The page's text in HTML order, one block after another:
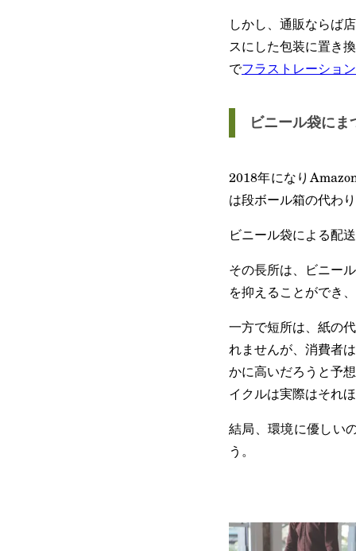
しかし、通販ならば
スにした包装に置き
でフラストレーショ
ビニール袋にま
2018年になり
は段ボール箱の代わ
ビニール袋による配
その長所は、ビニー
を抑えることができ
一方で短所は、紙の
れませんが、消費者
かに高いだろうと予
イクルは実際はそれ
結局、環境に優しい
う。